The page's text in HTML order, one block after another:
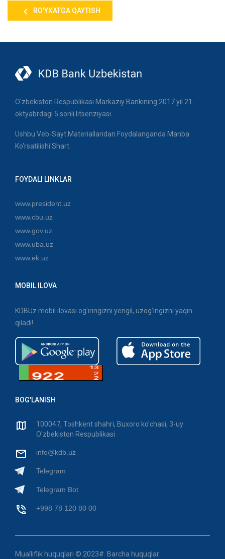
RO'YXATGA QAYTISH
O'zbekiston Respublikasi Markaziy Bankining 2017 yil 21-
oktyabrdagi 5 sonli litsenziyasi.
Ushbu Veb-Sayt Materiallaridan Foydalanganda Manba
Ko'rsatilishi Shart.
FOYDALI LINKLAR
www.president.uz
www.cbu.uz
www.gov.uz
www.uba.uz
www.ek.uz
MOBIL ILOVA
KDBUz mobil ilovasi og'iringizni yengil, uzog'ingizni yaqin
qiladi!
BOG'LANISH
100047, Toshkent shahri, Buxoro ko'chasi, 3-uy
O'zbekiston Respublikasi
info@kdb.uz
Telegram
Telegram Bot
+998 78 120 80 00
Mualliflik huquqlari © 2023#. Barcha huquqlar